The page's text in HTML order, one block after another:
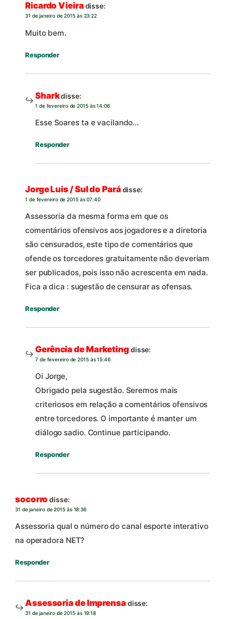
Ricardo Vieiradisse:
31 de janeiro de 2015 às 23:22
Muito bem.
Responder
Sharkdisse:
1 de fevereiro de 2015 às 14:06
Esse Soares ta e vacilando…
Responder
Jorge Luis / Sul do Parádisse:
1 de fevereiro de 2015 às 07:40
Assessoria da mesma forma em que os
comentários ofensivos aos jogadores e a diretoria
são censurados, este tipo de comentários que
ofende os torcedores gratuitamente não deveriam
ser publicados, pois isso não acrescenta em nada.
Fica a dica : sugestão de censurar as ofensas.
Responder
Gerência de Marketingdisse:
7 de fevereiro de 2015 às 15:46
Oi Jorge,
Obrigado pela sugestão. Seremos mais
criteriosos em relação a comentários ofensivos
entre torcedores. O importante é manter um
diálogo sadio. Continue participando.
Responder
socorro disse:
31 de janeiro de 2015 às 18:36
Assessoria qual o número do canal esporte interativo
na operadora NET?
Responder
Assessoria de Imprensadisse:
31 de janeiro de 2015 às 19:18